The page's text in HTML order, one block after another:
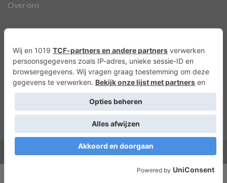
Over ons
Privacyverklaring
Cookies
Copyright 2026 ©Lots of Molly